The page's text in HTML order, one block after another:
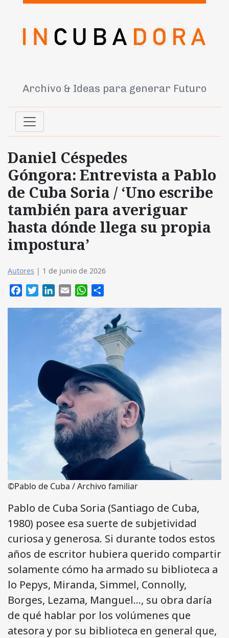
Archivo & Ideas para generar Futuro
Daniel Céspedes
Góngora: Entrevista a Pablo
de Cuba Soria / ‘Uno escribe
también para averiguar
hasta dónde llega su propia
impostura’
Autores | 1 de junio de 2026
FacebookTwitterLinkedIn
Email WhatsApp
©Pablo de Cuba / Archivo familiar
Pablo de Cuba Soria (Santiago de Cuba,
1980) posee esa suerte de subjetividad
curiosa y generosa. Si durante todos estos
años de escritor hubiera querido compartir
solamente cómo ha armado su biblioteca a
lo Pepys, Miranda, Simmel, Connolly,
Borges, Lezama, Manguel…, su obra daría
de qué hablar por los volúmenes que
atesora y por su biblioteca en general que,